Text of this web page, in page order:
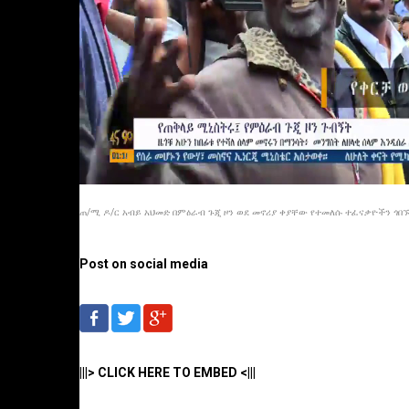
ጠ/ሚ ዶ/ር አብይ አህመድ በምዕራብ ጉጂ ዞን ወደ መኖሪያ ቀያቸው የተመለሱ ተፈናቃዮችን
Post on social media
|||> CLICK HERE TO EMBED <|||